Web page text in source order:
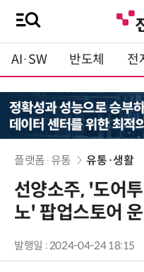
AI·SW 반도체 전
플랫폼·유통 유통·생활
선양소주, '도어
노' 팝업스토어
발행일 : 2024-04-24 18:15